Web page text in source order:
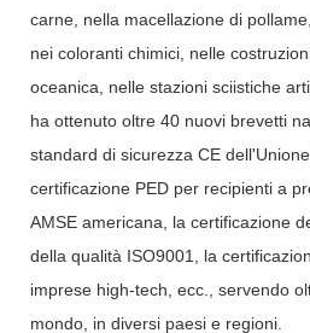
carne, nella macellazione di
nei coloranti chimici, nelle
oceanica, nelle stazioni sciistiche
ha ottenuto oltre 40 nuovi brevetti
standard di sicurezza CE
certificazione PED per recipienti a
AMSE americana, la certificazione
della qualità ISO9001, la
imprese high-tech, ecc., servendo
mondo, in diversi paesi e regioni.